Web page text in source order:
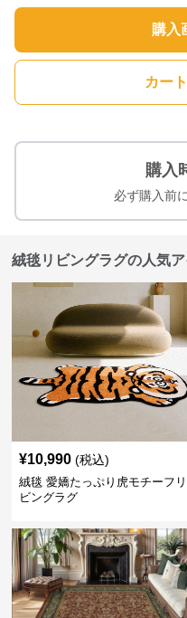
購入
カー
購入
必ず購入前
絨毯リビングラグの人気
¥10,990 (税込)
絨毯 愛嬌たっぷり虎モチーフリ
ビングラグ